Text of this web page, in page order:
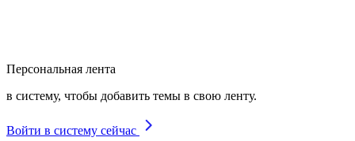
Персональная лента
в систему, чтобы добавить темы в свою ленту.
Войти в систему сейчас